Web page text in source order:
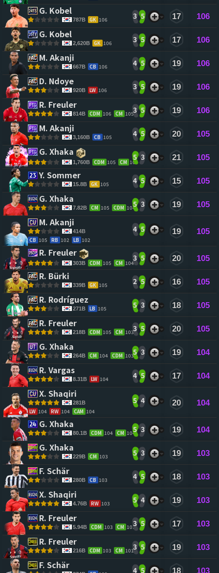
G. Kobel
787B GK 106 3 5 17 106
G. Kobel
2,620B GK 106 3 5 17 106
M. Akanji
667B CB 106 4 5 19 106
D. Ndoye
920B LW 106 3 5 19 106
R. Freuler
814B CDM 106 CM 1053 5 19 106
M. Akanji
3,160B CB 105 4 5 20 105
G. Xhaka
1,760B CDM 105 CM 105
5 3 21 105
Y. Sommer
15.8B GK 105 4 5 15 105
G. Xhaka
7.82B CM 105 CDM 1045 3 19 105
M. Akanji
414B
CB 105 RB 102 LB 102
4 5 19 105
R. Freuler
303B CDM 105 CM 104
3 5 20 105
R. Bürki
339B GK 105 2 5 16 105
R. Rodríguez
271B LB 105 5 3 18 105
R. Freuler
218B CDM 105 CM 1033 5 20 105
G. Xhaka
264B CM 104 CDM 1035 3 19 104
R. Vargas
8.31B LW 104 4 5 17 104
X. Shaqiri
281B
LW 104 RW 104 CAM 104
5 4 20 104
G. Xhaka
80.1B CDM 104 CM 1045 3 19 104
G. Xhaka
229B CM 103 5 3 19 103
F. Schär
280B CB 103 4 5 18 103
X. Shaqiri
4.76B RW 103 5 4 19 103
R. Freuler
5.94B CDM 103 CM 1013 5 17 103
R. Freuler
216B CDM 103 CM 1013 5 19 103
F. Schär 4 5 18 103